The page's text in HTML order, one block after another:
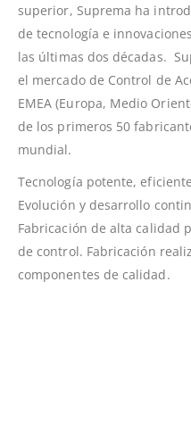
superior, Suprema ha
de tecnología e
las últimas dos décadas.
el mercado de Control de
EMEA (Europa, Medio
de los primeros 50
mundial.
Tecnología potente,
Evolución y desarrollo
Fabricación de alta calidad
de control. Fabricación
componentes de calidad.